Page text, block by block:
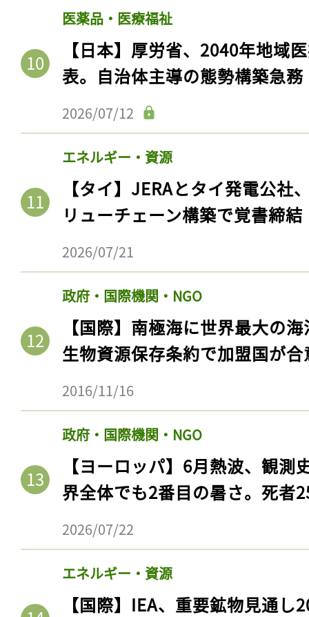
医薬品・医療福祉
【日本】厚労省、2040年地域
表。自治体主導の態勢構築急務
2026/07/12
エネルギー・資源
【タイ】JERAとタイ発電公社
リューチェーン構築で覚書締結
2026/07/21
政府・国際機関・NGO
【国際】南極海に世界最大の
生物資源保存条約で加盟国が合
2016/11/16
政府・国際機関・NGO
【ヨーロッパ】6月熱波、観
界全体でも2番目の暑さ。死者
2026/07/22
エネルギー・資源
【国際】IEA、重要鉱物見通